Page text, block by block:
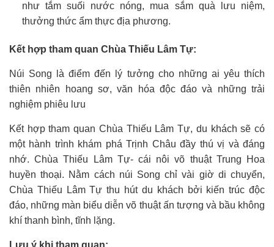
như tắm suối nước nóng, mua sắm quà lưu niệm,
thưởng thức ẩm thực địa phương.
Kết hợp tham quan Chùa Thiếu Lâm Tự:
Núi Song là điểm đến lý tưởng cho những ai yêu thích
thiên nhiên hoang sơ, văn hóa độc đáo và những trải
nghiệm phiêu lưu
Kết hợp tham quan Chùa Thiếu Lâm Tự, du khách sẽ có
một hành trình khám phá Trịnh Châu đầy thú vị và đáng
nhớ. Chùa Thiếu Lâm Tự- cái nôi võ thuật Trung Hoa
huyền thoại. Nằm cách núi Song chỉ vài giờ di chuyển,
Chùa Thiếu Lâm Tự thu hút du khách bởi kiến trúc độc
đáo, những màn biểu diễn võ thuật ấn tượng và bầu không
khí thanh bình, tĩnh lặng.
Lưu ý khi tham quan: